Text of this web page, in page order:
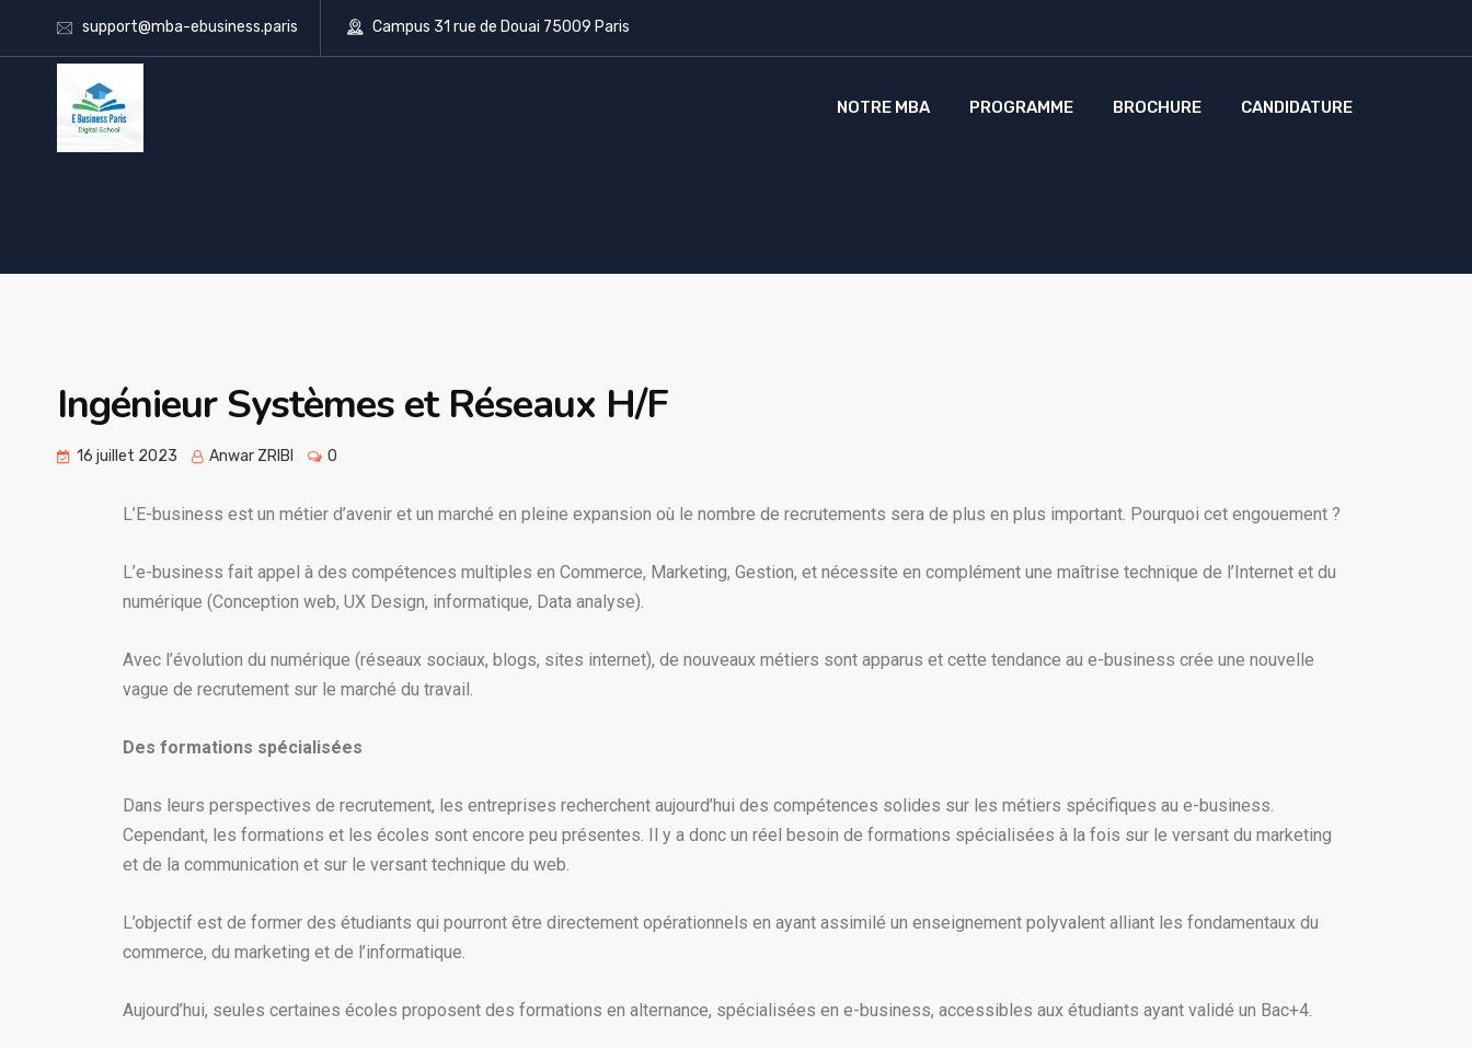
support@mba-ebusiness.paris Campus 31 rue de Douai 75009 Paris
NOTRE MBA PROGRAMME BROCHURE CANDIDATURE
Ingénieur Systèmes et Réseaux H/F
16 juillet 2023 Anwar ZRIBI 0
L’E-business est un métier d’avenir et un marché en pleine expansion où le nombre de recrutements sera de plus en plus important. Pourquoi cet engouement ?
L’e-business fait appel à des compétences multiples en Commerce, Marketing, Gestion, et nécessite en complément une maîtrise technique de l’Internet et du
numérique (Conception web, UX Design, informatique, Data analyse).
Avec l’évolution du numérique (réseaux sociaux, blogs, sites internet), de nouveaux métiers sont apparus et cette tendance au e-business crée une nouvelle
vague de recrutement sur le marché du travail.
Des formations spécialisées
Dans leurs perspectives de recrutement, les entreprises recherchent aujourd’hui des compétences solides sur les métiers spécifiques au e-business.
Cependant, les formations et les écoles sont encore peu présentes. Il y a donc un réel besoin de formations spécialisées à la fois sur le versant du marketing
et de la communication et sur le versant technique du web.
L’objectif est de former des étudiants qui pourront être directement opérationnels en ayant assimilé un enseignement polyvalent alliant les fondamentaux du
commerce, du marketing et de l’informatique.
Aujourd’hui, seules certaines écoles proposent des formations en alternance, spécialisées en e-business, accessibles aux étudiants ayant validé un Bac+4.